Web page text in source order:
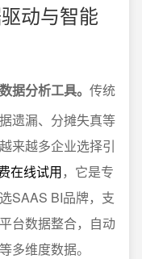
动与智能
据分析工具。 传统
遗漏、分摊失真等
来越多企业选择引
在线试用，它是专
SAAS BI品牌，支
台数据整合，自动
多维度数据。